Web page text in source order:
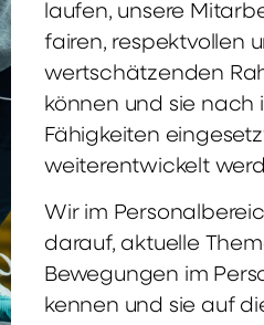
laufen, unsere
fairen, respektvollen
wertschätzenden
können und sie nach
Fähigkeiten
weiterentwickelt
Wir im
darauf, aktuelle
Bewegungen im
kennen und sie auf